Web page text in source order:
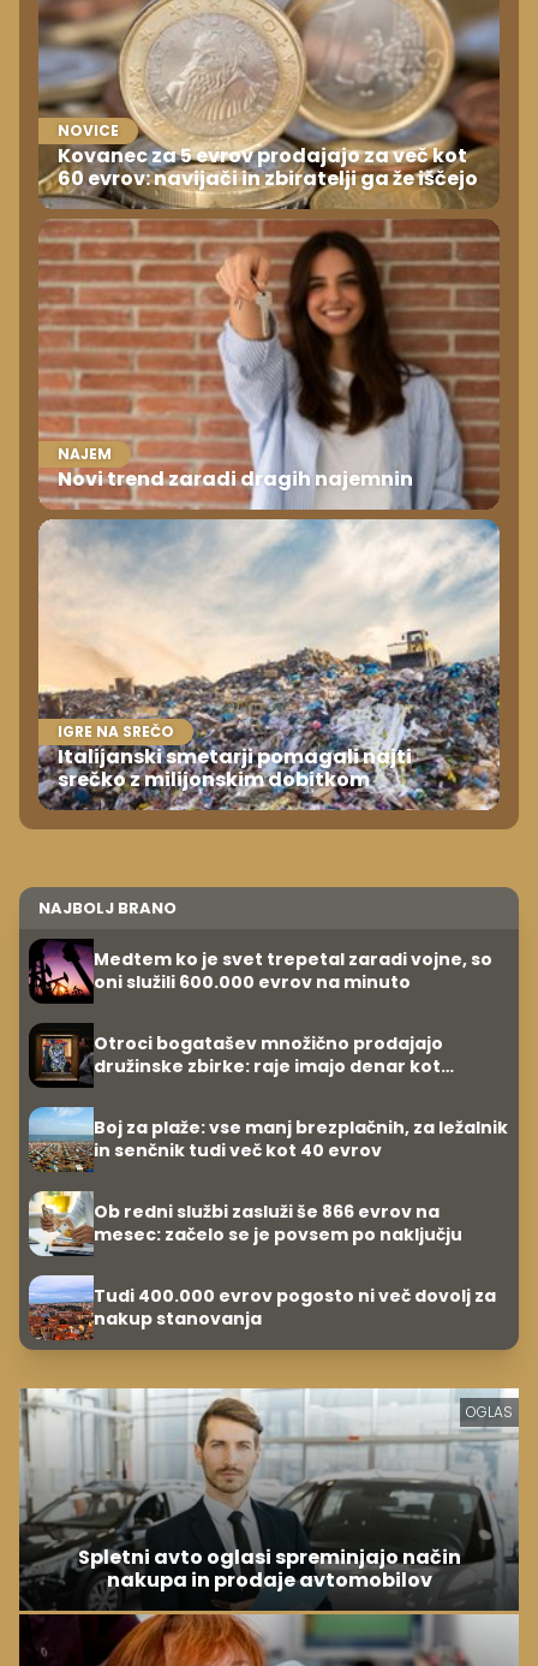
NOVICE
Kovanec za 5 evrov prodajajo za več kot
60 evrov: navijači in zbiratelji ga že iščejo
NAJEM
Novi trend zaradi dragih najemnin
IGRE NA SREČO
Italijanski smetarji pomagali najti
srečko z milijonskim dobitkom
NAJBOLJ BRANO
Medtem ko je svet trepetal zaradi vojne, so
oni služili 600.000 evrov na minuto
Otroci bogatašev množično prodajajo
družinske zbirke: raje imajo denar kot
Boj za plaže: vse manj brezplačnih, za ležalnik
in senčnik tudi več kot 40 evrov
Ob redni službi zasluži še 866 evrov na
mesec: začelo se je povsem po naključju
Tudi 400.000 evrov pogosto ni več dovolj za
nakup stanovanja
OGLAS
Spletni avto oglasi spreminjajo način
nakupa in prodaje avtomobilov